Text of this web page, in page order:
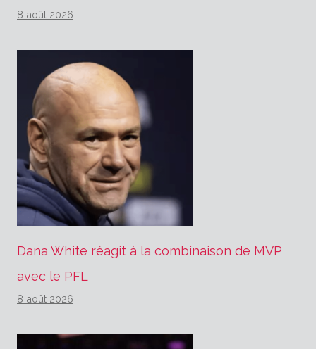
8 août 2026
Dana White réagit à la combinaison de MVP
avec le PFL
8 août 2026